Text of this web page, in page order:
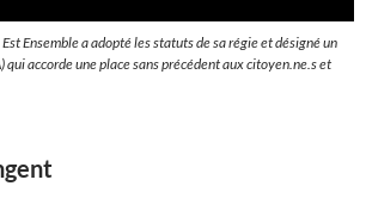
Ensemble a adopté les statuts de sa régie et désigné un
qui accorde une place sans précédent aux citoyen.ne.s et